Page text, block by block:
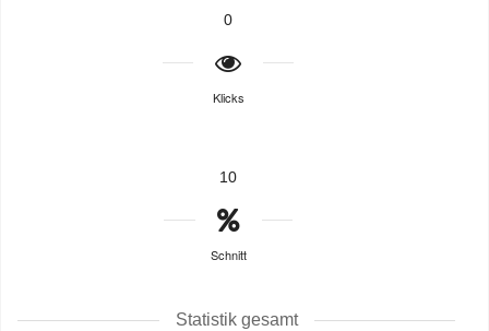
0
Klicks
10
Schnitt
Statistik gesamt